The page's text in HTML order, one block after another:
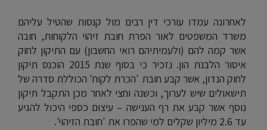
לאחרונה עמדו עורכי דין רבים מול קנסות שהטיל עליהם
משרד המשפטים לאור הפרת חובת זיהוי הלקוחות, חובה
אשר קמה להם (ולעמיתיהם רואי החשבון) עם התיקון לחוק
איסור הלבנת הון. נזכיר כי בסוף שנת 2015 הוכנס תיקון
לחוק הנדון, אשר קבע חובת 'הכרת לקוח' הכוללת סדרה של
תישאולים שיש לערוך, וכשנה וחצי לאחר מכן התקבל תיקון
נוסף אשר קבע את רף הענישה – עיצום כספי היכול להגיע
עד 2.6 מיליון שקלים למי שהפרו את 'חובת הזיהוי'.